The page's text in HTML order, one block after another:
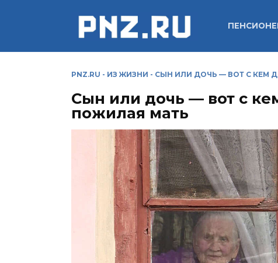
PNZ.RU - ИЗ ЖИЗНИ - СЫН ИЛИ ДОЧЬ — ВОТ С КЕМ
Сын или дочь — вот с
пожилая мать